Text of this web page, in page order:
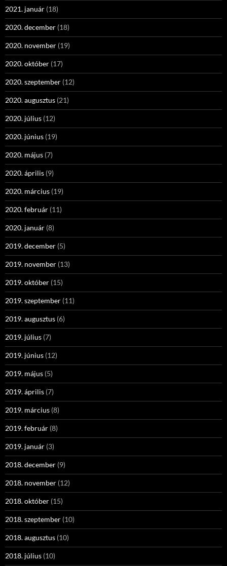
2021. január (18)
2020. december (18)
2020. november (19)
2020. október (17)
2020. szeptember (12)
2020. augusztus (21)
2020. július (12)
2020. június (19)
2020. május (7)
2020. április (9)
2020. március (19)
2020. február (11)
2020. január (8)
2019. december (5)
2019. november (13)
2019. október (15)
2019. szeptember (11)
2019. augusztus (6)
2019. július (7)
2019. június (12)
2019. május (5)
2019. április (7)
2019. március (8)
2019. február (8)
2019. január (3)
2018. december (9)
2018. november (12)
2018. október (15)
2018. szeptember (10)
2018. augusztus (10)
2018. július (10)